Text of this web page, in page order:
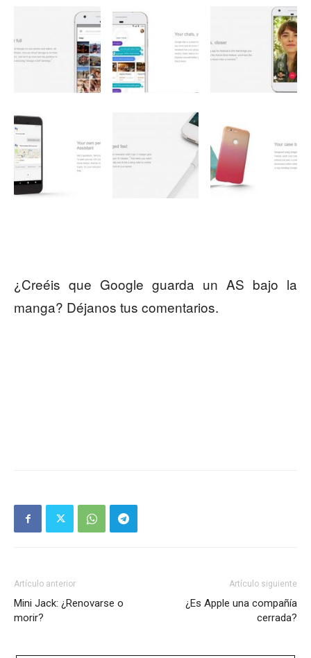
¿Creéis que Google guarda un AS bajo la
manga? Déjanos tus comentarios.
Artículo anterior
Mini Jack: ¿Renovarse o
morir?
Artículo siguiente
¿Es Apple una compañía
cerrada?